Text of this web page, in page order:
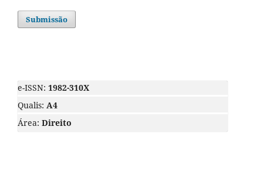
Submissão
e-ISSN: 1982-310X
Qualis: A4
Área: Direito